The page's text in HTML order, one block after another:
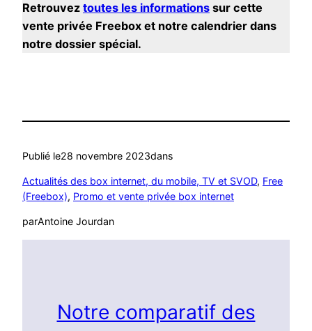
Retrouvez toutes les informations sur cette
vente privée Freebox et notre calendrier dans
notre dossier spécial.
Publié le28 novembre 2023dans
Actualités des box internet, du mobile, TV et SVOD, Free
(Freebox), Promo et vente privée box internet
parAntoine Jourdan
Notre comparatif des